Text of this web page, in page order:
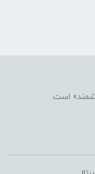
است.